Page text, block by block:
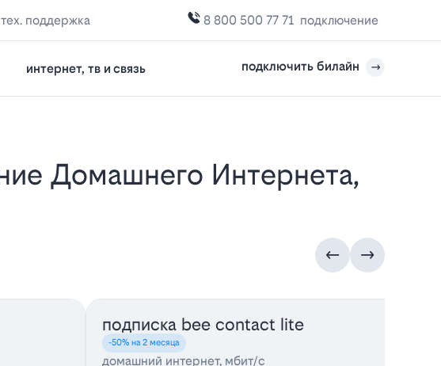
тех. поддержка 8 800 500 77 71 подключение
интернет, тв и связь подключить билайн
подписка bee contact lite
-50% на 2 месяца
домашний интернет, мбит/с